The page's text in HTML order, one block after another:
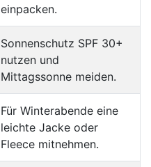
einpacken.
Sonnenschutz SPF 30+
nutzen und
Mittagssonne meiden.
Für Winterabende eine
leichte Jacke oder
Fleece mitnehmen.